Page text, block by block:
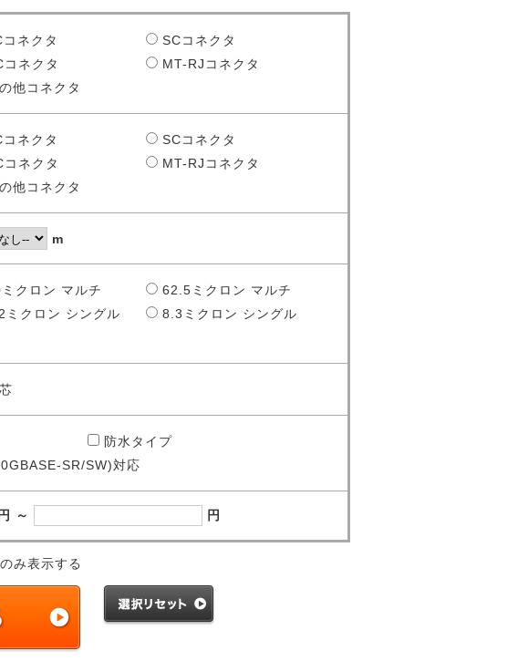
ネクタ
SCコネクタ
ネクタ
MT-RJコネクタ
他コネクタ
ネクタ
SCコネクタ
ネクタ
MT-RJコネクタ
他コネクタ
m
クロン マルチ
62.5ミクロン マルチ
クロン シングル
8.3ミクロン シングル
防水タイプ
SR/SW)対応
円 ～ 円
み表示する